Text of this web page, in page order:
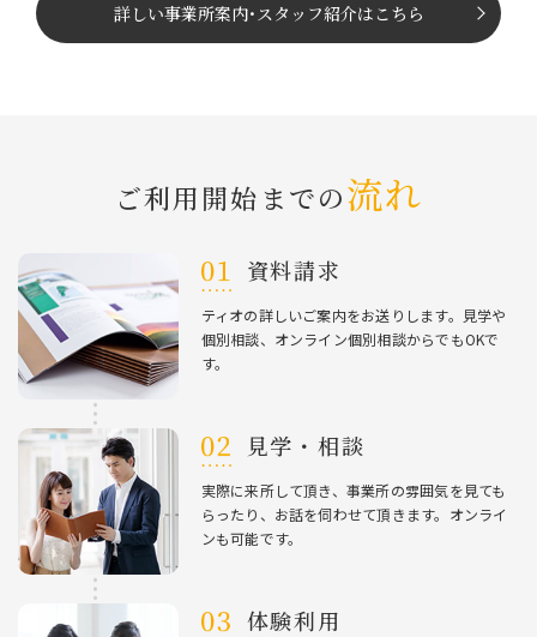
詳しい事業所案内･スタッフ紹介はこちら
ご利⽤開始までの流れ
資料請求
ティオの詳しいご案内をお送りします。⾒学や
個別相談、オンライン個別相談からでもOKで
す。
⾒学・相談
実際に来所して頂き、事業所の雰囲気を⾒ても
らったり、お話を伺わせて頂きます。オンライ
ンも可能です。
体験利⽤